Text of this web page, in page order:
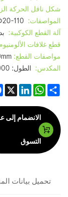
شكل ناقل الحركة
المواصفات:
آلة القطع الكوكبية:
قطع غلافات
مواصفات القطع:
المكدس: الطول: 6000 مم*1
X
LinkedIn
WhatsAppShare
الانضمام إلى
التسوق
تحميل بيانات